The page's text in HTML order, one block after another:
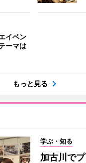
イベン
ーマは
もっと見る
学ぶ・知る
加古川で